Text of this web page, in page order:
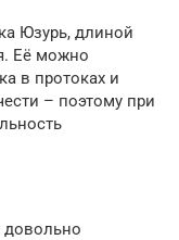
Юзурь, длиной
Её можно
в протоках и
– поэтому при
довольно